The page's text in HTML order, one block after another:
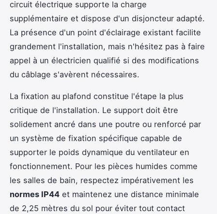
circuit électrique supporte la charge
supplémentaire et dispose d'un disjoncteur adapté.
La présence d'un point d'éclairage existant facilite
grandement l'installation, mais n'hésitez pas à faire
appel à un électricien qualifié si des modifications
du câblage s'avèrent nécessaires.
La fixation au plafond constitue l'étape la plus
critique de l'installation. Le support doit être
solidement ancré dans une poutre ou renforcé par
un système de fixation spécifique capable de
supporter le poids dynamique du ventilateur en
fonctionnement. Pour les pièces humides comme
les salles de bain, respectez impérativement les
normes IP44 et maintenez une distance minimale
de 2,25 mètres du sol pour éviter tout contact